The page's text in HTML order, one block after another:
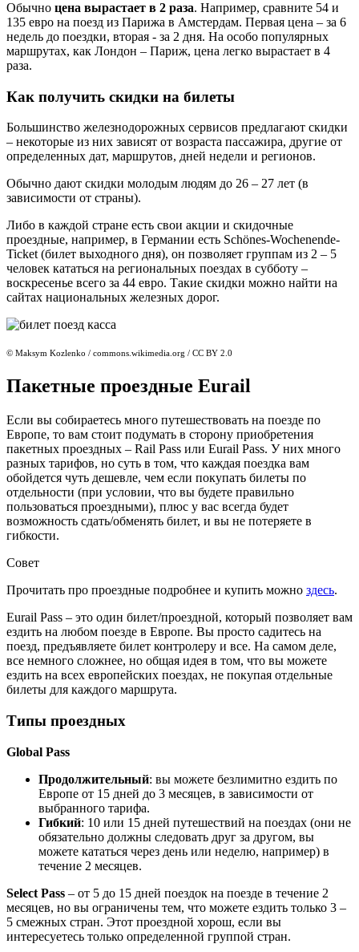
Обычно цена вырастает в 2 раза. Например, сравните 54 и
135 евро на поезд из Парижа в Амстердам. Первая цена – за 6
недель до поездки, вторая - за 2 дня. На особо популярных
маршрутах, как Лондон – Париж, цена легко вырастает в 4
раза.
Как получить скидки на билеты
Большинство железнодорожных сервисов предлагают скидки
– некоторые из них зависят от возраста пассажира, другие от
определенных дат, маршрутов, дней недели и регионов.
Обычно дают скидки молодым людям до 26 – 27 лет (в
зависимости от страны).
Либо в каждой стране есть свои акции и скидочные
проездные, например, в Германии есть Schönes-Wochenende-
Ticket (билет выходного дня), он позволяет группам из 2 – 5
человек кататься на региональных поездах в субботу –
воскресенье всего за 44 евро. Такие скидки можно найти на
сайтах национальных железных дорог.
© Maksym Kozlenko / commons.wikimedia.org / CC BY 2.0
Пакетные проездные Eurail
Если вы собираетесь много путешествовать на поезде по
Европе, то вам стоит подумать в сторону приобретения
пакетных проездных – Rail Pass или Eurail Pass. У них много
разных тарифов, но суть в том, что каждая поездка вам
обойдется чуть дешевле, чем если покупать билеты по
отдельности (при условии, что вы будете правильно
пользоваться проездными), плюс у вас всегда будет
возможность сдать/обменять билет, и вы не потеряете в
гибкости.
Совет
Прочитать про проездные подробнее и купить можно здесь.
Eurail Pass – это один билет/проездной, который позволяет вам
ездить на любом поезде в Европе. Вы просто садитесь на
поезд, предъявляете билет контролеру и все. На самом деле,
все немного сложнее, но общая идея в том, что вы можете
ездить на всех европейских поездах, не покупая отдельные
билеты для каждого маршрута.
Типы проездных
Global Pass
Продолжительный: вы можете безлимитно ездить по
Европе от 15 дней до 3 месяцев, в зависимости от
выбранного тарифа.
Гибкий: 10 или 15 дней путешествий на поездах (они не
обязательно должны следовать друг за другом, вы
можете кататься через день или неделю, например) в
течение 2 месяцев.
Select Pass – от 5 до 15 дней поездок на поезде в течение 2
месяцев, но вы ограничены тем, что можете ездить только 3 –
5 смежных стран. Этот проездной хорош, если вы
интересуетесь только определенной группой стран.